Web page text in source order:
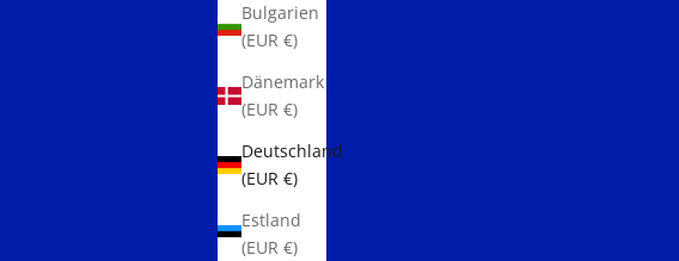
Bulgarien
(EUR €)
Dänemark
(EUR €)
Deutschland
(EUR €)
Estland
(EUR €)